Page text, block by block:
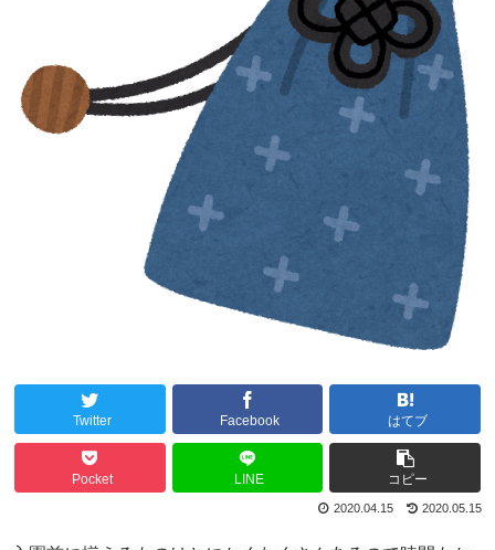
Twitter Facebook はてブ
Pocket LINE コピー
2020.05.15
2020.04.15